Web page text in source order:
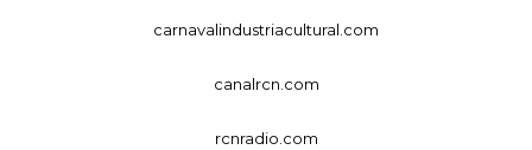
carnavalindustriacultural.com
canalrcn.com
rcnradio.com